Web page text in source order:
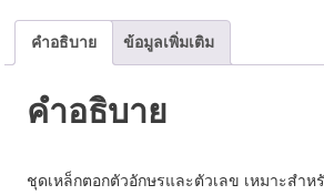
ตัวเลข
ขนาด
5
คำอธิบาย ข้อมูลเพิ่มเติม
คำอธิบาย
ชุดเหล็กตอกตัวอักษรและตัวเลข เหมาะสำห